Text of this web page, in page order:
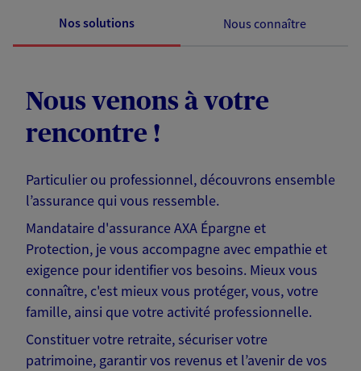
Nos solutions Nous connaître
Nous venons à votre
rencontre !
Particulier ou professionnel, découvrons ensemble
l’assurance qui vous ressemble.
Mandataire d'assurance AXA Épargne et
Protection, je vous accompagne avec empathie et
exigence pour identifier vos besoins. Mieux vous
connaître, c'est mieux vous protéger, vous, votre
famille, ainsi que votre activité professionnelle.
Constituer votre retraite, sécuriser votre
patrimoine, garantir vos revenus et l’avenir de vos